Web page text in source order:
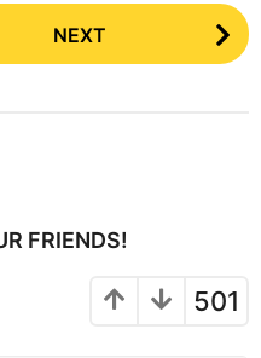
NEXT
FRIENDS!
501